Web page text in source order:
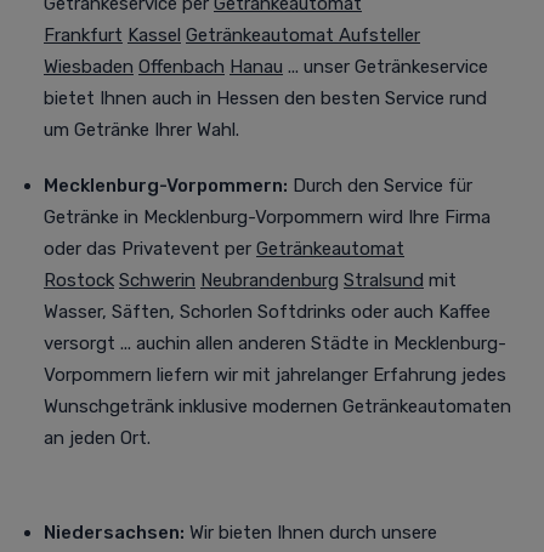
Frankfurt Kassel Getränkeautomat Aufsteller
Wiesbaden Offenbach Hanau ... unser Getränkeservice
bietet Ihnen auch in Hessen den besten Service rund
um Getränke Ihrer Wahl.
Mecklenburg-Vorpommern: Durch den Service für
Getränke in Mecklenburg-Vorpommern wird Ihre Firma
oder das Privatevent per Getränkeautomat
Rostock Schwerin Neubrandenburg Stralsund mit
Wasser, Säften, Schorlen Softdrinks oder auch Kaffee
versorgt ... auchin allen anderen Städte in Mecklenburg-
Vorpommern liefern wir mit jahrelanger Erfahrung jedes
Wunschgetränk inklusive modernen Getränkeautomaten
an jeden Ort.
Niedersachsen: Wir bieten Ihnen durch unsere